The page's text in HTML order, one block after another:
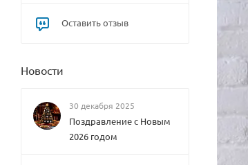
Оставить отзыв
Новости
30 декабря 2025
Поздравление с Новым
2026 годом